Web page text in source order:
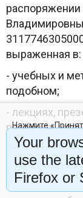
выраженная в:
- учебных и
подобном;
- лекциях,
пособиях, и
- видео- и
семинаров;
- глоссариях,
Нажмите
обработки
нам для
через браузер.
Отклонить
Your
use the
Firefox or